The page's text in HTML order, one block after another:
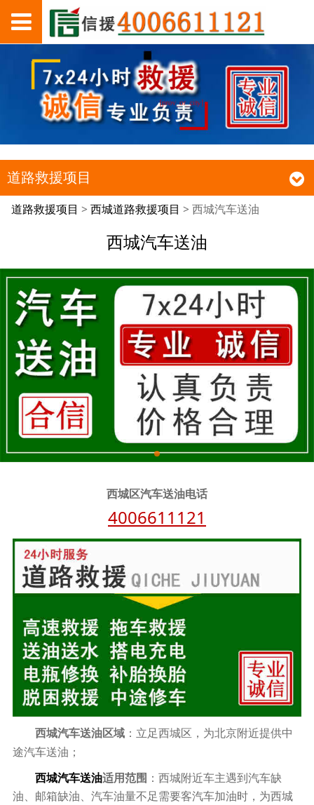
道路救援项目
西城汽车送油
道路救援项目 > 西城道路救援项目 > 西城汽车送油
西城汽车送油
西城区汽车送油电话
4006611121
西城汽车送油区域：立足西城区，为北京附近提供中
途汽车送油；
西城汽车送油适用范围 ：西城附近车主遇到汽车缺
油、邮箱缺油、汽车油量不足需要客汽车加油时，为西城